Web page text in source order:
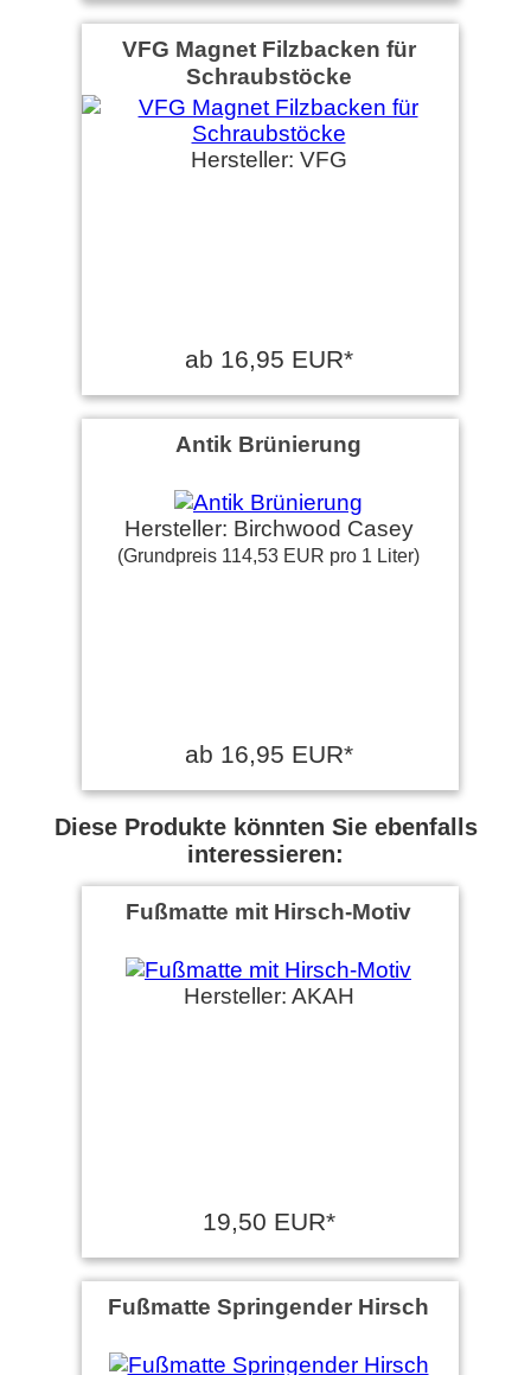
VFG Magnet Filzbacken für
Schraubstöcke
Hersteller: VFG
ab 16,95 EUR*
Antik Brünierung
Hersteller: Birchwood Casey
(Grundpreis 114,53 EUR pro 1 Liter)
ab 16,95 EUR*
Diese Produkte könnten Sie ebenfalls
interessieren:
Fußmatte mit Hirsch-Motiv
Hersteller: AKAH
19,50 EUR*
Fußmatte Springender Hirsch